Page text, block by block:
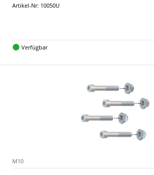
Artikel-Nr: 10050U
Verfügbar
M10